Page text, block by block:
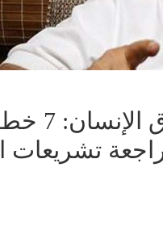
الزاهد تعليقا على